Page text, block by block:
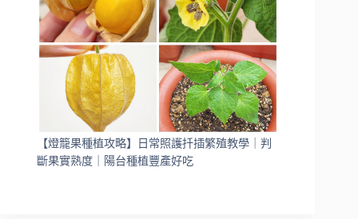
【燈籠果種植攻略】日常照護扦插繁殖教學｜判
斷果實熟度｜陽台種植豐產好吃